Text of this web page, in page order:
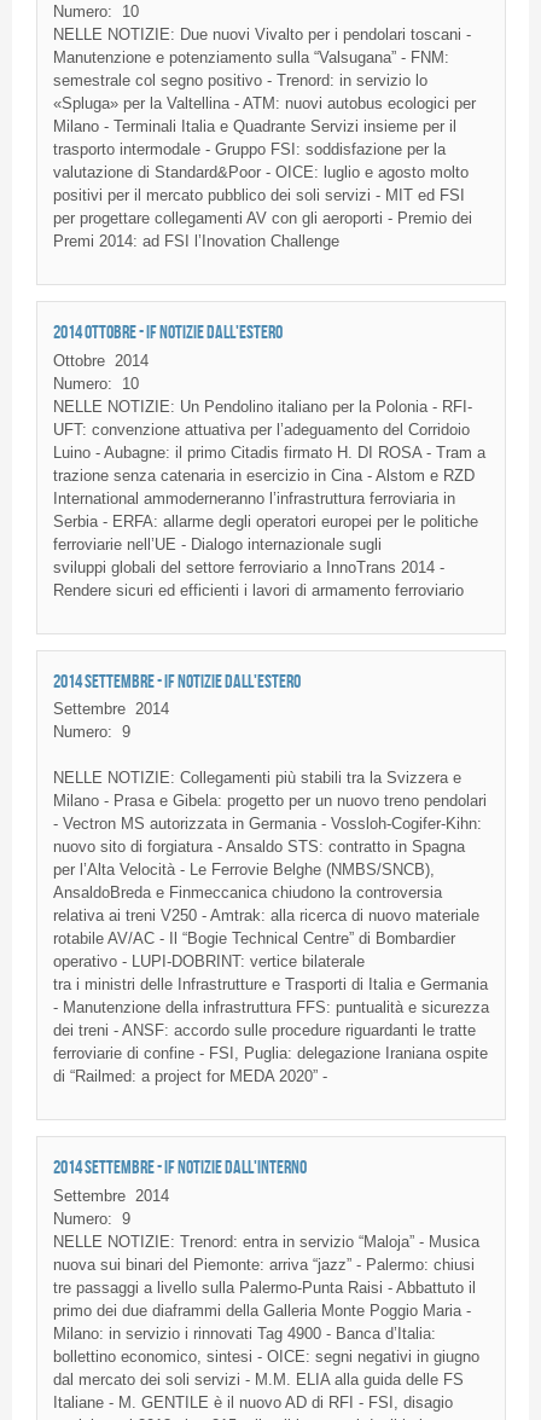
Numero:
10
NELLE NOTIZIE: Due nuovi Vivalto per i pendolari toscani -
Manutenzione e potenziamento sulla “Valsugana” - FNM:
semestrale col segno positivo - Trenord: in servizio lo
«Spluga» per la Valtellina - ATM: nuovi autobus ecologici per
Milano - Terminali Italia e Quadrante Servizi insieme per il
trasporto intermodale - Gruppo FSI: soddisfazione per la
valutazione di Standard&Poor - OICE: luglio e agosto molto
positivi per il mercato pubblico dei soli servizi - MIT ed FSI
per progettare collegamenti AV con gli aeroporti - Premio dei
Premi 2014: ad FSI l’Inovation Challenge
2014 OTTOBRE - IF NOTIZIE DALL'ESTERO
Ottobre
2014
Numero:
10
NELLE NOTIZIE: Un Pendolino italiano per la Polonia - RFI-
UFT: convenzione attuativa per l’adeguamento del Corridoio
Luino - Aubagne: il primo Citadis firmato H. DI ROSA - Tram a
trazione senza catenaria in esercizio in Cina - Alstom e RZD
International ammoderneranno l’infrastruttura ferroviaria in
Serbia - ERFA: allarme degli operatori europei per le politiche
ferroviarie nell’UE - Dialogo internazionale sugli
sviluppi globali del settore ferroviario a InnoTrans 2014 -
Rendere sicuri ed efficienti i lavori di armamento ferroviario
2014 SETTEMBRE - IF NOTIZIE DALL'ESTERO
Settembre 2014
Numero: 9
NELLE NOTIZIE: Collegamenti più stabili tra la Svizzera e
Milano - Prasa e Gibela: progetto per un nuovo treno pendolari
- Vectron MS autorizzata in Germania - Vossloh-Cogifer-Kihn:
nuovo sito di forgiatura - Ansaldo STS: contratto in Spagna
per l’Alta Velocità - Le Ferrovie Belghe (NMBS/SNCB),
AnsaldoBreda e Finmeccanica chiudono la controversia
relativa ai treni V250 - Amtrak: alla ricerca di nuovo materiale
rotabile AV/AC - Il “Bogie Technical Centre” di Bombardier
operativo - LUPI-DOBRINT: vertice bilaterale
tra i ministri delle Infrastrutture e Trasporti di Italia e Germania
- Manutenzione della infrastruttura FFS: puntualità e sicurezza
dei treni - ANSF: accordo sulle procedure riguardanti le tratte
ferroviarie di confine - FSI, Puglia: delegazione Iraniana ospite
di “Railmed: a project for MEDA 2020” -
2014 SETTEMBRE - IF NOTIZIE DALL'INTERNO
Settembre
2014
Numero: 9
NELLE NOTIZIE: Trenord: entra in servizio “Maloja” - Musica
nuova sui binari del Piemonte: arriva “jazz” - Palermo: chiusi
tre passaggi a livello sulla Palermo-Punta Raisi - Abbattuto il
primo dei due diaframmi della Galleria Monte Poggio Maria -
Milano: in servizio i rinnovati Tag 4900 - Banca d’Italia:
bollettino economico, sintesi - OICE: segni negativi in giugno
dal mercato dei soli servizi - M.M. ELIA alla guida delle FS
Italiane - M. GENTILE è il nuovo AD di RFI - FSI, disagio